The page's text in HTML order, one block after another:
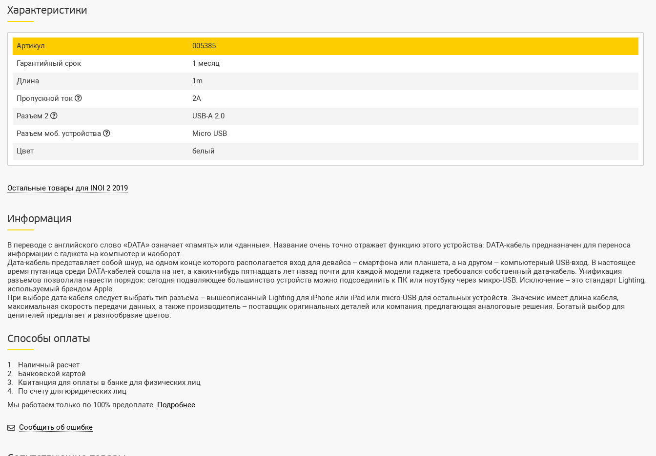
Характеристики
Артикул
005385
Гарантийный срок
1 месяц
Длина
1m
Пропускной ток
2A
Разъем 2
USB-A 2.0
Разъем моб. устройства
Micro USB
Цвет
белый
Остальные товары для INOI 2 2019
Информация
В переводе с английского слово «DATA» означает «память» или «данные». Название очень точно отражает функцию этого устройства: DATA-кабель предназначен для переноса
информации с гаджета на компьютер и наоборот.
Дата-кабель представляет собой шнур, на одном конце которого располагается вход для девайса – смартфона или планшета, а на другом – компьютерный USB-вход. В настоящее
время путаница среди DATA-кабелей сошла на нет, а каких-нибудь пятнадцать лет назад почти для каждой модели гаджета требовался собственный дата-кабель. Унификация
разъемов позволила навести порядок: сегодня подавляющее большинство устройств можно подсоединить к ПК или ноутбуку через микро-USB. Исключение – это стандарт Lighting,
используемый брендом Apple.
При выборе дата-кабеля следует выбрать тип разъема – вышеописанный Lighting для iPhone или iPad или micro-USB для остальных устройств. Значение имеет длина кабеля,
максимальная скорость передачи данных, а также производитель – поставщик оригинальных деталей или компания, предлагающая аналоговые решения. Богатый выбор для
ценителей предлагает и разнообразие цветов.
Способы оплаты
Наличный расчет
Банковской картой
Квитанция для оплаты в банке для физических лиц
По счету для юридических лиц
Мы работаем только по 100% предоплате. Подробнее
Сообщить об ошибке